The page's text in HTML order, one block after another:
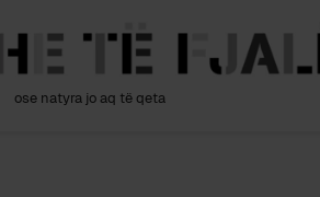
ose natyra jo aq të qeta